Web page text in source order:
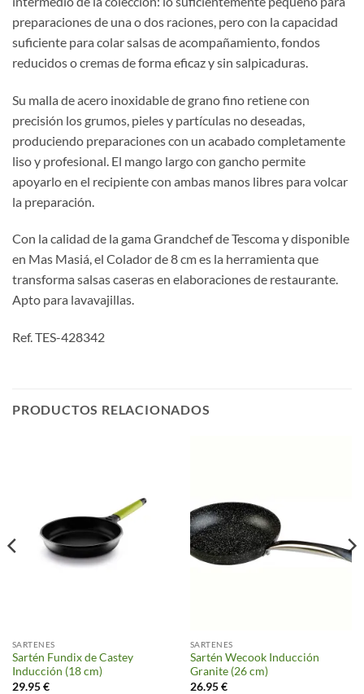
preparaciones de una o dos raciones, pero con la capacidad
suficiente para colar salsas de acompañamiento, fondos
reducidos o cremas de forma eficaz y sin salpicaduras.
Su malla de acero inoxidable de grano fino retiene con
precisión los grumos, pieles y partículas no deseadas,
produciendo preparaciones con un acabado completamente
liso y profesional. El mango largo con gancho permite
apoyarlo en el recipiente con ambas manos libres para volcar
la preparación.
Con la calidad de la gama Grandchef de Tescoma y disponible
en Mas Masiá, el Colador de 8 cm es la herramienta que
transforma salsas caseras en elaboraciones de restaurante.
Apto para lavavajillas.
Ref. TES-428342
PRODUCTOS RELACIONADOS
SARTENES
Sartén Fundix de Castey
Inducción (18 cm)
29.95€
SARTENES
Sartén Wecook Inducción
Granite (26 cm)
26.95€